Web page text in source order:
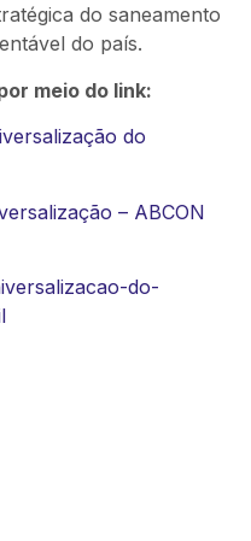
do saneamento
do país.
meio do link:
do
– ABCON
do-